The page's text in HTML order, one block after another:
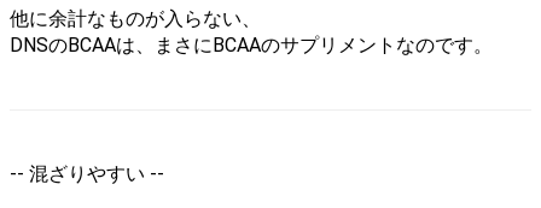
他に余計なものが入らない、
DNSのBCAAは、まさにBCAAのサプリメントなのです。
-- 混ざりやすい --
DM